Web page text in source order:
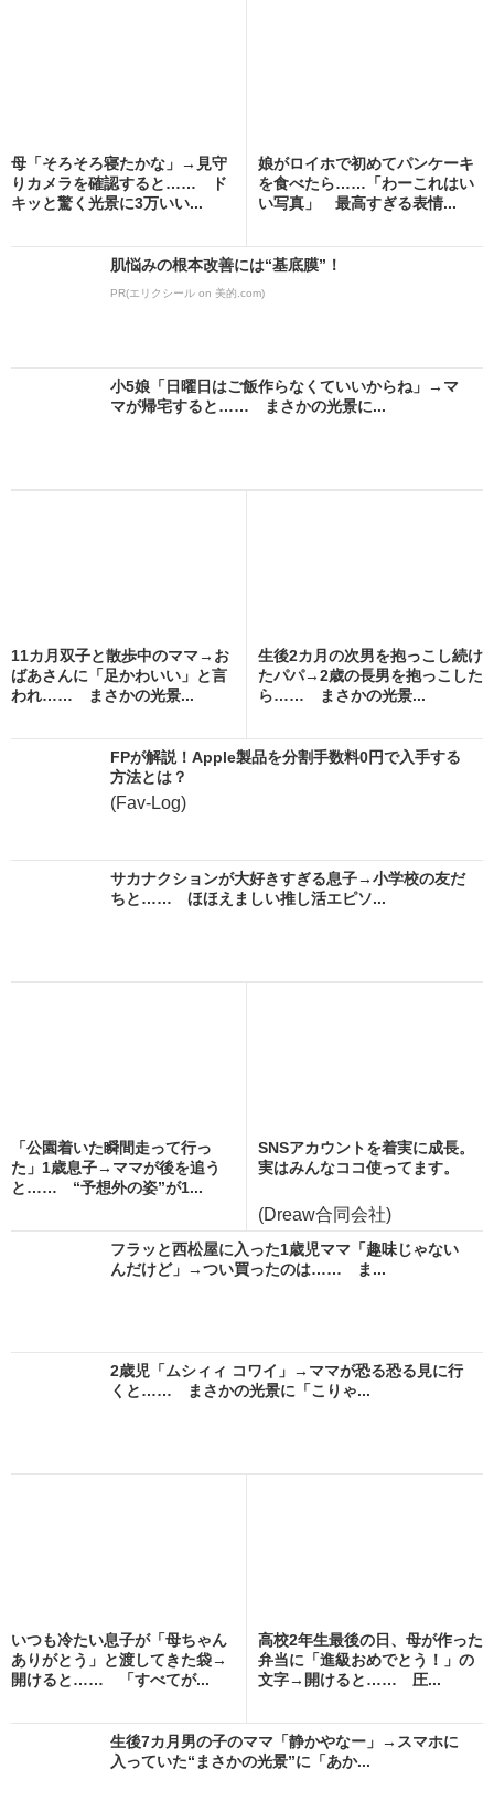
母「そろそろ寝たかな」→見守
りカメラを確認すると…… ド
キッと驚く光景に3万いい...
娘がロイホで初めてパンケーキ
を食べたら……「わーこれはい
い写真」 最高すぎる表情...
肌悩みの根本改善には“基底膜”！
PR(エリクシール on 美的.com)
小5娘「日曜日はご飯作らなくていいからね」→マ
マが帰宅すると…… まさかの光景に...
11カ月双子と散歩中のママ→お
ばあさんに「足かわいい」と言
われ…… まさかの光景...
生後2カ月の次男を抱っこし続け
たパパ→2歳の長男を抱っこした
ら…… まさかの光景...
FPが解説！Apple製品を分割手数料0円で入手する
方法とは？
(Fav-Log)
サカナクションが大好きすぎる息子→小学校の友だ
ちと…… ほほえましい推し活エピソ...
「公園着いた瞬間走って行っ
た」1歳息子→ママが後を追う
と…… “予想外の姿”が1...
SNSアカウントを着実に成長。
実はみんなココ使ってます。
(Dreaw合同会社)
フラッと西松屋に入った1歳児ママ「趣味じゃない
んだけど」→つい買ったのは…… ま...
2歳児「ムシィィ コワイ」→ママが恐る恐る見に行
くと…… まさかの光景に「こりゃ...
いつも冷たい息子が「母ちゃん
ありがとう」と渡してきた袋→
開けると…… 「すべてが...
高校2年生最後の日、母が作った
弁当に「進級おめでとう！」の
文字→開けると…… 圧...
生後7カ月男の子のママ「静かやなー」→スマホに
入っていた“まさかの光景”に「あか...